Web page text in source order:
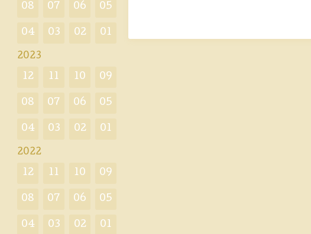
08 07 06 05
04 03 02 01
2023
12 11 10 09
08 07 06 05
04 03 02 01
2022
12 11 10 09
08 07 06 05
04 03 02 01